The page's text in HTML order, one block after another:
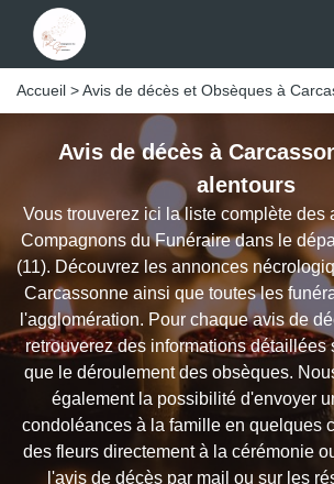
Accueil >Avis de décès et Obsèques à
Avis de décès à
alentours
Vous trouverez ici la liste complète des
Compagnons du Funéraire dans le
(11). Découvrez les annonces
Carcassonne ainsi que toutes les
l'agglomération. Pour chaque avis de
retrouverez des informations détaillées
que le déroulement des obsèques.
également la possibilité d'envoyer
condoléances à la famille en quelques
des fleurs directement à la cérémonie
l'avis de décès par mail ou sur les